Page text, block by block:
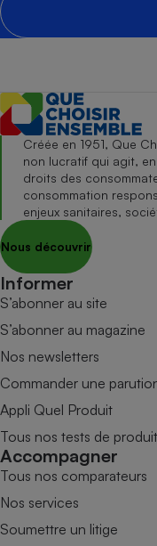
Créée en 1951, Que
non lucratif qui agit,
droits des
consommation
enjeux sanitaires,
Nous découvrir
Informer
S’abonner au site
S’abonner au magazine
Nos newsletters
Commander une
Appli Quel Produit
Tous nos tests de
Accompagner
Tous nos comparateurs
Nos services
Soumettre un litige